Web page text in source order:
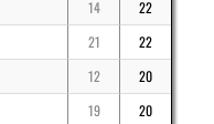
14
22
21
22
12
20
19
20